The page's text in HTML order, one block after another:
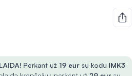
Perkant už 19 eur su kodu IMK3